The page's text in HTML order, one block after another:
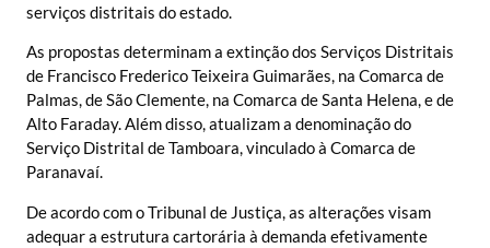
serviços distritais do estado.
As propostas determinam a extinção dos Serviços Distritais
de Francisco Frederico Teixeira Guimarães, na Comarca de
Palmas, de São Clemente, na Comarca de Santa Helena, e de
Alto Faraday. Além disso, atualizam a denominação do
Serviço Distrital de Tamboara, vinculado à Comarca de
Paranavaí.
De acordo com o Tribunal de Justiça, as alterações visam
adequar a estrutura cartorária à demanda efetivamente